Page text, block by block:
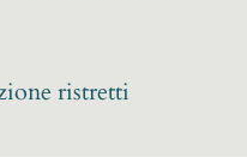
ristretti